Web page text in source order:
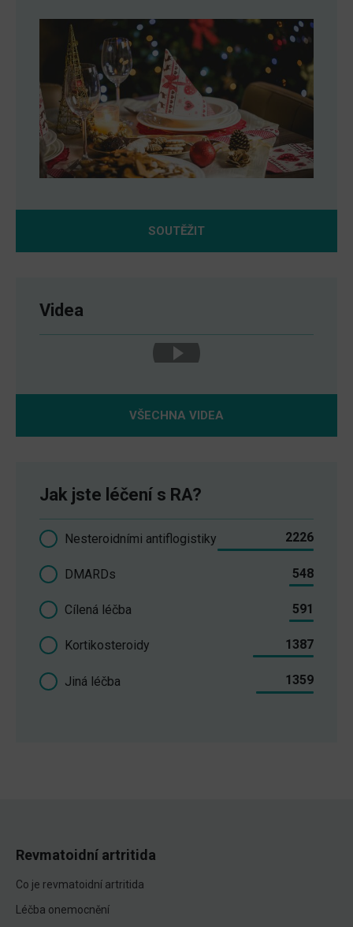
SOUTĚŽIT
Videa
VŠECHNA VIDEA
Jak jste léčení s RA?
Nesteroidními antiflogistiky 2226
DMARDs 548
Cílená léčba 591
Kortikosteroidy 1387
Jiná léčba 1359
Revmatoidní artritida
Co je revmatoidní artritida
Léčba onemocnění